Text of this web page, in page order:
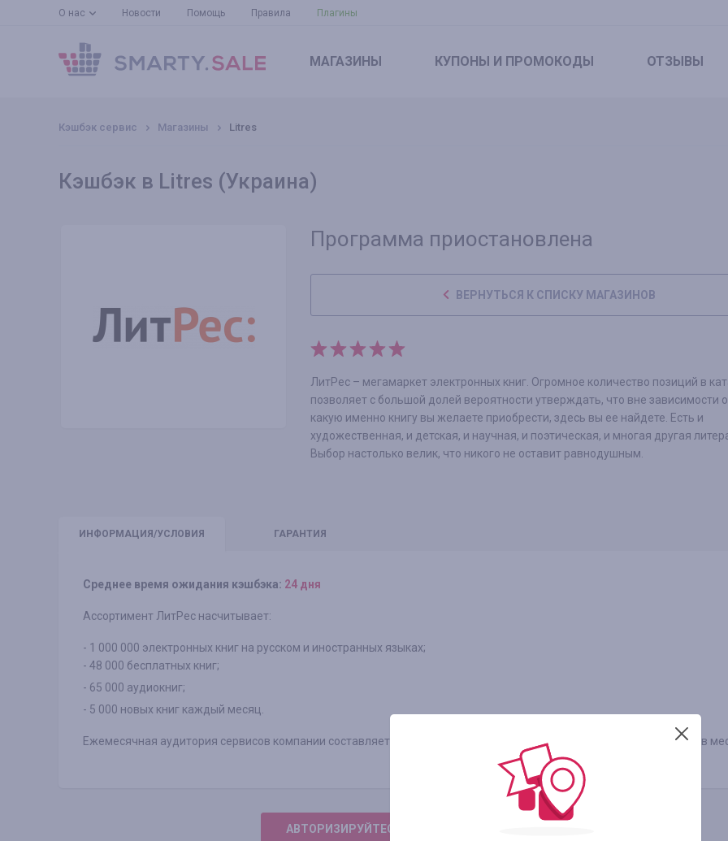
О нас Новости Помощь Правила Плагины
МАГАЗИНЫ КУПОНЫ И ПРОМОКОДЫ ОТЗЫВЫ
Кэшбэк сервис Магазины Litres
Кэшбэк в Litres (Украина)
Программа приостановлена
ВЕРНУТЬСЯ К СПИСКУ МАГАЗИНОВ
ЛитРес – мегамаркет электронных книг. Огромное количество позиций в
позволяет с большой долей вероятности утверждать, что вне зависимости
какую именно книгу вы желаете приобрести, здесь вы ее найдете. Есть и
художественная, и детская, и научная, и поэтическая, и многая другая
Выбор настолько велик, что никого не оставит равнодушным.
ИНФО РМАЦИЯ/УСЛОВИЯ ГАРАНТИЯ
Среднее время ожидания кэшбэка: 24 дня
Ассортимент ЛитРес насчитывает:
- 1 000 000 электронных книг на русском и иностранных языках;
- 48 000 бесплатных книг;
- 65 000 аудиокниг;
- 5 000 новых книг каждый месяц.
Ежемесячная аудитория сервисов компании составляет 12,5 млн человек, которые скачивают более 1,5 млн книг в
АВТОРИЗИРУЙТЕСЬ, ЧТОБЫ ОСТАВИТЬ ОТЗЫВ